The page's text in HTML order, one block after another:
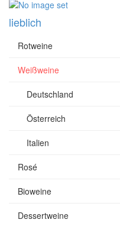
lieblich
Rotweine
Weißweine
Deutschland
Österreich
Italien
Rosé
Bioweine
Dessertweine